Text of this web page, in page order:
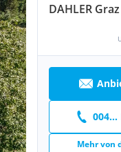
DAHLER
Mehr von